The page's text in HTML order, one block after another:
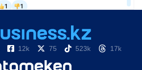
12k 75 523k 17k